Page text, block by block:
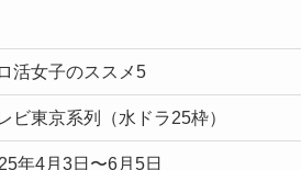
活女子のススメ5
ビ東京系列（水ドラ25枠）
年4月3日〜6月5日